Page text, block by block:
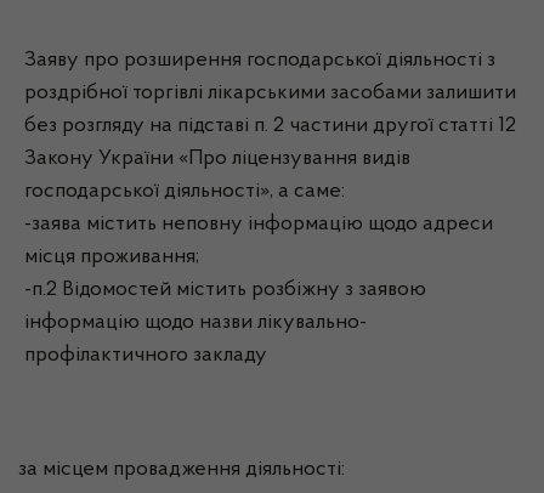
Заяву про розширення господарської діяльності з
роздрібної торгівлі лікарськими засобами залишити
без розгляду на підставі п. 2 частини другої статті 12
Закону України «Про ліцензування видів
господарської діяльності», а саме:
-заява містить неповну інформацію щодо адреси
місця проживання;
-п.2 Відомостей містить розбіжну з заявою
інформацію щодо назви лікувально-
профілактичного закладу
за місцем провадження діяльності: